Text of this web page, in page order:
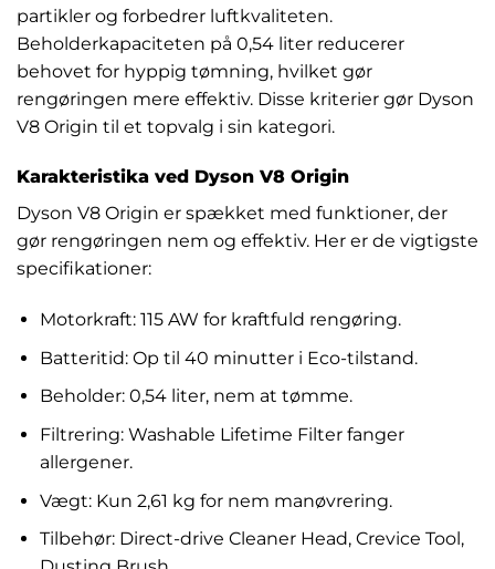
partikler og forbedrer luftkvaliteten.
Beholderkapaciteten på 0,54 liter reducerer
behovet for hyppig tømning, hvilket gør
rengøringen mere effektiv. Disse kriterier gør Dyson
V8 Origin til et topvalg i sin kategori.
Karakteristika ved Dyson V8 Origin
Dyson V8 Origin er spækket med funktioner, der
gør rengøringen nem og effektiv. Her er de vigtigste
specifikationer:
Motorkraft: 115 AW for kraftfuld rengøring.
Batteritid: Op til 40 minutter i Eco-tilstand.
Beholder: 0,54 liter, nem at tømme.
Filtrering: Washable Lifetime Filter fanger
allergener.
Vægt: Kun 2,61 kg for nem manøvrering.
Tilbehør: Direct-drive Cleaner Head, Crevice Tool,